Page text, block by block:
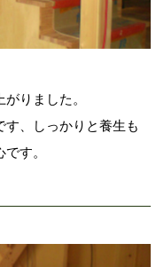
りました。
、しっかりと養生も
す。